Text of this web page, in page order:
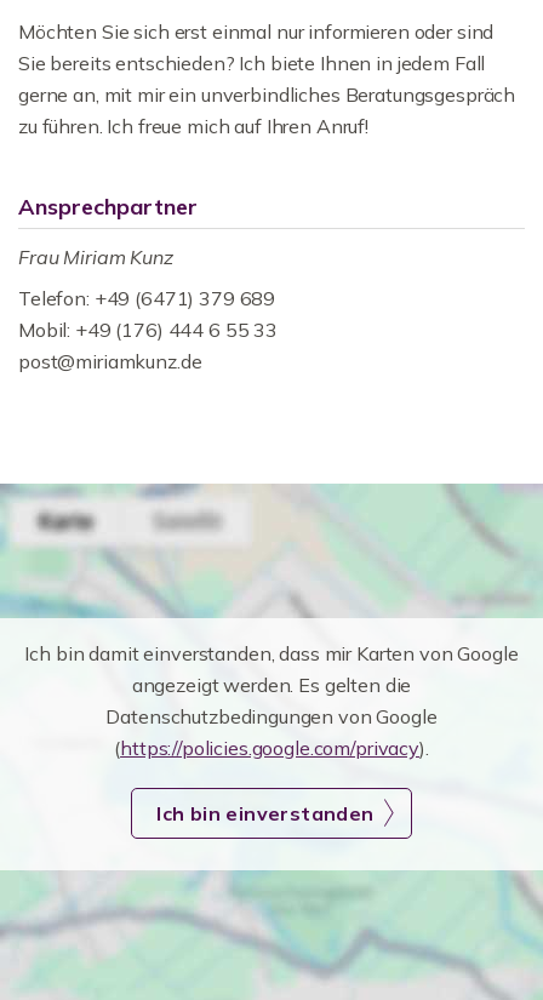
Möchten Sie sich erst einmal nur informieren oder sind
Sie bereits entschieden? Ich biete Ihnen in jedem Fall
gerne an, mit mir ein unverbindliches Beratungsgespräch
zu führen. Ich freue mich auf Ihren Anruf!
Ansprechpartner
Frau Miriam Kunz
Telefon: +49 (6471) 379 689
Mobil: +49 (176) 444 6 55 33
post@miriamkunz.de
Ich bin damit einverstanden, dass mir Karten von Google
angezeigt werden. Es gelten die
Datenschutzbedingungen von Google
(https://policies.google.com/privacy).
Ich bin einverstanden